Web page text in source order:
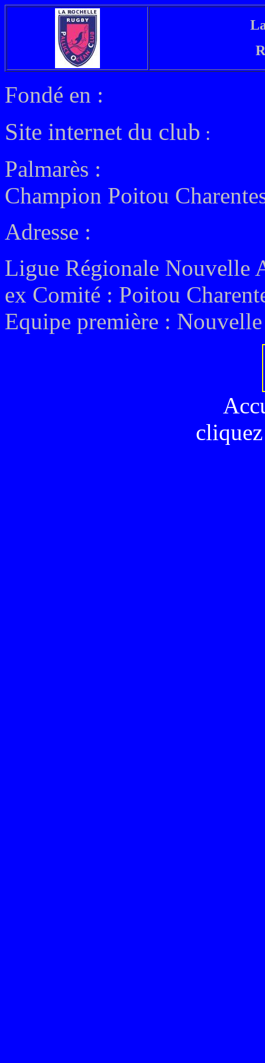
Fondé en :
Site internet du club :
Palmarès :
Champion Poitou
Adresse :
Ligue Régionale Nouvelle
ex Comité : Poitou
Equipe première :